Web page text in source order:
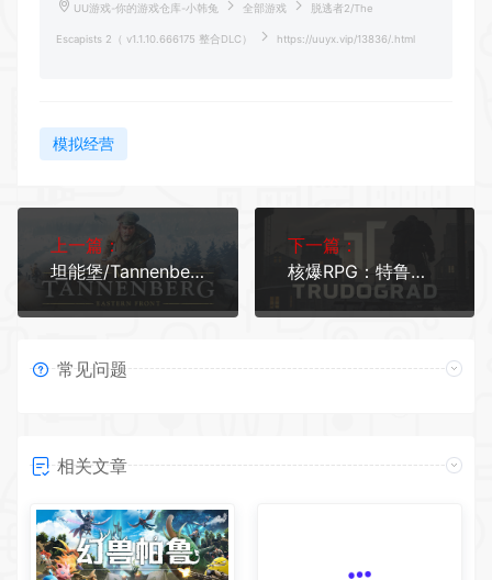
UU游戏-你的游戏仓库-小韩兔 全部游戏 脱逃者2/The
Escapists 2（ v1.1.10.666175 整合DLC） https://uuyx.vip/13836/.html
模拟经营
上一篇：
坦能堡/Tannenberg
下一篇：
核爆RPG：特鲁多格勒/ATOM RPG Trudogradxht
常见问题
相关文章